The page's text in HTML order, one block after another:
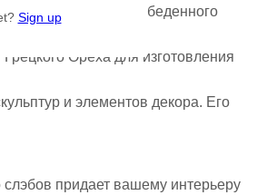
Ореха для вашего обеденного
Ореха для изготовления
и элементов декора. Его
придает вашему интерьеру
Sign up